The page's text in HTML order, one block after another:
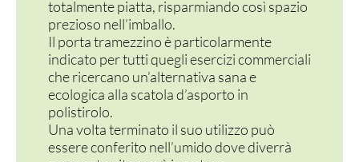
totalmente piatta, risparmiando così spazio
prezioso nell’imballo.
Il porta tramezzino è particolarmente
indicato per tutti quegli esercizi commerciali
che ricercano un’alternativa sana e
ecologica alla scatola d’asporto in
polistirolo.
Una volta terminato il suo utilizzo può
essere conferito nell’umido dove diverrà